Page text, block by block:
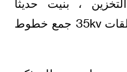
التخزين ، بنيت حديثا
330kv محطة تقوية و 8 حلقات 35kv جمع خطوط